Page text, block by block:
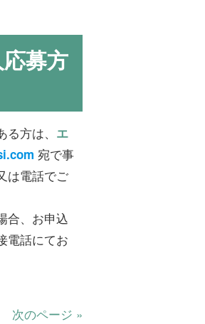
募方
方は、 エ
宛で事
は電話でご
合、お申込
電話にてお
次のページ »